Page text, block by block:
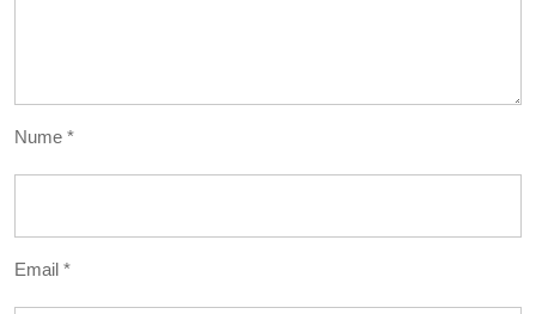
Nume *
Email *